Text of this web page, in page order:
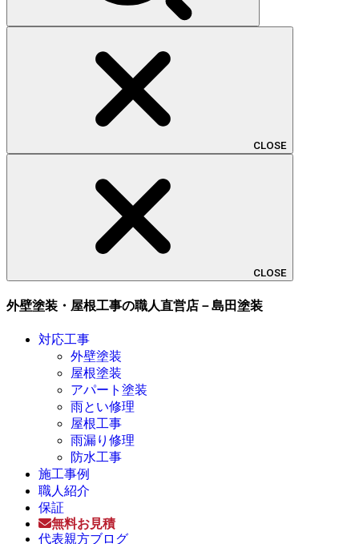
CLOSE
CLOSE
外壁塗装・屋根工事の職人直営店－島田塗装
対応工事
外壁塗装
屋根塗装
アパート塗装
雨とい修理
屋根工事
雨漏り修理
防水工事
施工事例
職人紹介
保証
無料お見積
代表親方ブログ